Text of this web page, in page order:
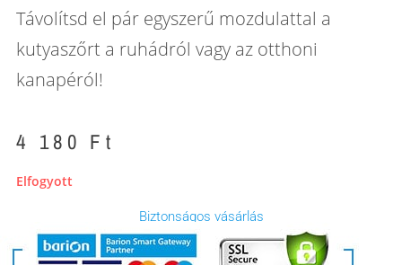
Távolítsd el pár egyszerű mozdulattal a
kutyaszőrt a ruhádról vagy az otthoni
kanapéról!
4 180 Ft
Elfogyott
Biztonságos vásárlás